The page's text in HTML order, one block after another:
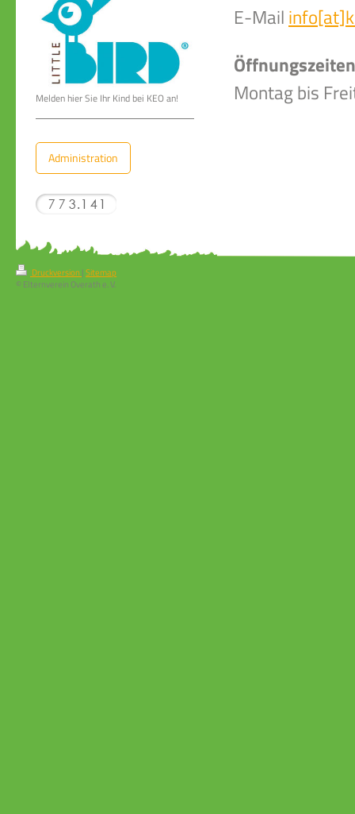
Melden hier Sie Ihr Kind bei KEO an!
Administration
E-Mail
Öffnungszeiten
Montag bis
Druckversion|Sitemap
© Elternverein Overath e. V.